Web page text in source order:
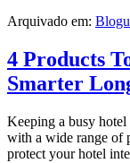
Arquivado em:
4 Products
Smarter
Keeping a busy
with a wide range of
protect your hotel